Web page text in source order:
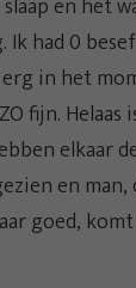
Ik had 0
in het
fijn.
elkaar
en
goed,